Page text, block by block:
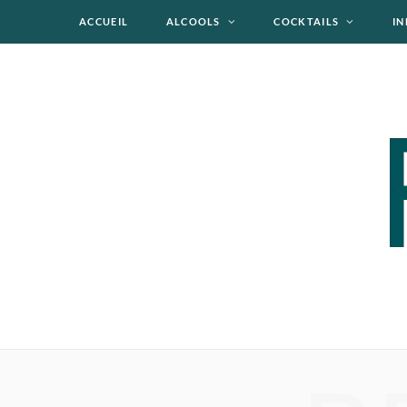
ACCUEIL ALCOOLS COCKTAILS